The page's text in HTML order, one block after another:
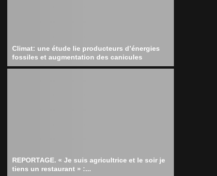
Climat: une étude lie producteurs d’énergies
fossiles et augmentation des canicules
REPORTAGE. « Je suis agricultrice et le soir je
tiens un restaurant » :...